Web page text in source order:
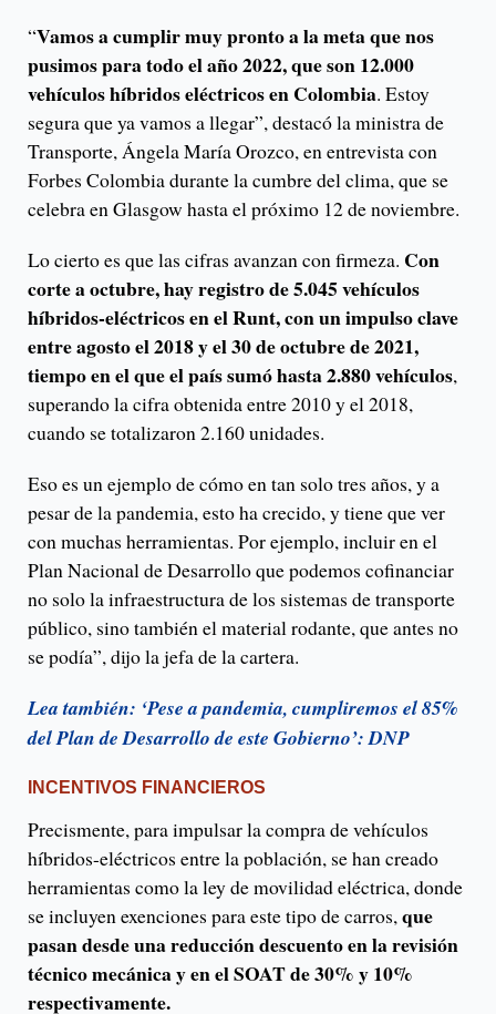
“Vamos a cumplir muy pronto a la meta que nos
pusimos para todo el año 2022, que son 12.000
vehículos híbridos eléctricos en Colombia. Estoy
segura que ya vamos a llegar”, destacó la ministra de
Transporte, Ángela María Orozco, en entrevista con
Forbes Colombia durante la cumbre del clima, que se
celebra en Glasgow hasta el próximo 12 de noviembre.
Lo cierto es que las cifras avanzan con firmeza. Con
corte a octubre, hay registro de 5.045 vehículos
híbridos-eléctricos en el Runt, con un impulso clave
entre agosto el 2018 y el 30 de octubre de 2021,
tiempo en el que el país sumó hasta 2.880 vehículos,
superando la cifra obtenida entre 2010 y el 2018,
cuando se totalizaron 2.160 unidades.
Eso es un ejemplo de cómo en tan solo tres años, y a
pesar de la pandemia, esto ha crecido, y tiene que ver
con muchas herramientas. Por ejemplo, incluir en el
Plan Nacional de Desarrollo que podemos cofinanciar
no solo la infraestructura de los sistemas de transporte
público, sino también el material rodante, que antes no
se podía”, dijo la jefa de la cartera.
Lea también: ‘Pese a pandemia, cumpliremos el 85%
del Plan de Desarrollo de este Gobierno’: DNP
INCENTIVOS FINANCIEROS
Precismente, para impulsar la compra de vehículos
híbridos-eléctricos entre la población, se han creado
herramientas como la ley de movilidad eléctrica, donde
se incluyen exenciones para este tipo de carros,que
pasan desde una reducción descuento en la revisión
técnico mecánica y en el SOAT de 30% y 10%
respectivamente.